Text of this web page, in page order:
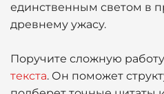
единственным светом в
древнему ужасу.
Поручите сложную
текста. Он поможет